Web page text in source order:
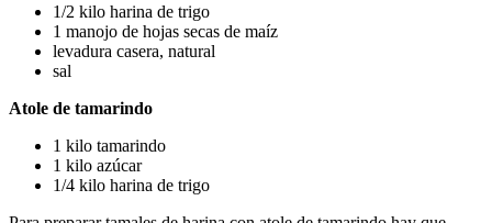
1/2 kilo harina de trigo
1 manojo de hojas secas de maíz
levadura casera, natural
sal
Atole de tamarindo
1 kilo tamarindo
1 kilo azúcar
1/4 kilo harina de trigo